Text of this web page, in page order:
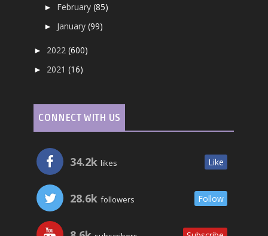
► February(85)
► January(99)
► 2022(600)
► 2021(16)
CONNECT WITH US
34.2k likes Like
28.6k followers Follow